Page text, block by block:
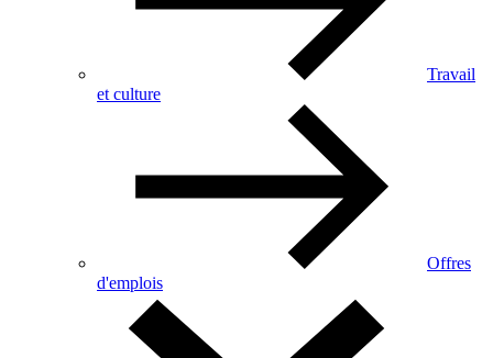
Travail
et culture
Offres
d'emplois